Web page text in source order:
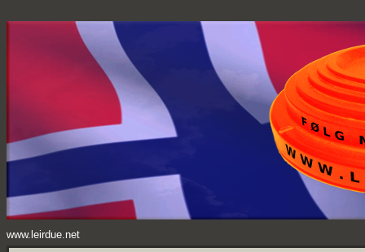
www.leirdue.net